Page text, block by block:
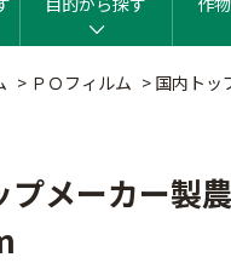
> ＰＯフィルム > 国内トッ
プメーカー製